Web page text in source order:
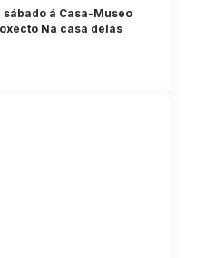
sábado á Casa-Museo
Na casa delas